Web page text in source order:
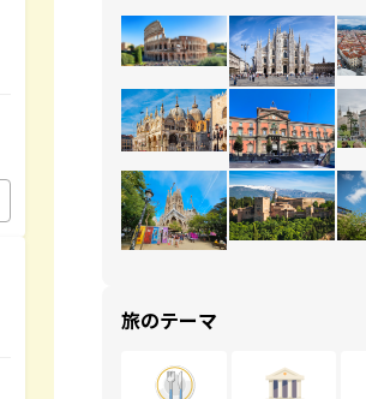
旅のテーマ